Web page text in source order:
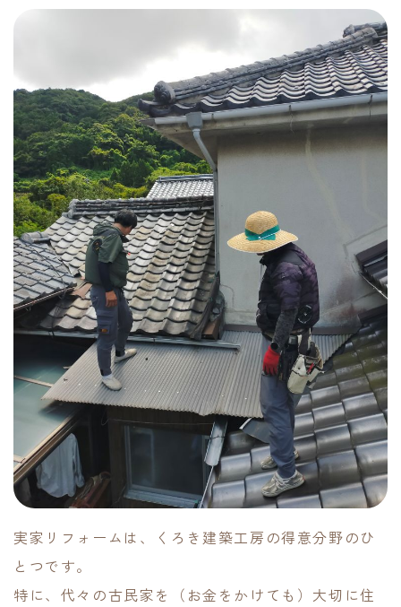
実家リフォームは、くろき建築工房の得意分野のひ
とつです。
特に、代々の古民家を（お金をかけても）大切に住